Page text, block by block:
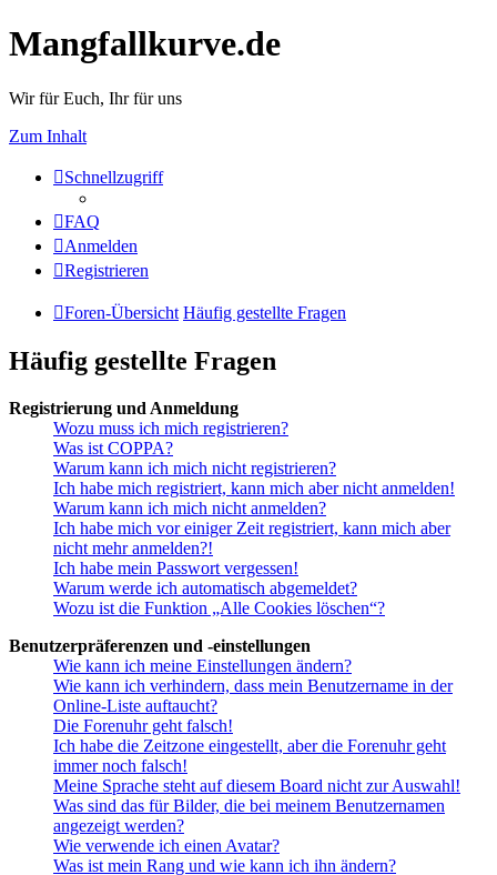
Mangfallkurve.de
Wir für Euch, Ihr für uns
Zum Inhalt
Schnellzugriff
FAQ
Anmelden
Registrieren
Foren-Übersicht Häufig gestellte Fragen
Häufig gestellte Fragen
Registrierung und Anmeldung
Wozu muss ich mich registrieren?
Was ist COPPA?
Warum kann ich mich nicht registrieren?
Ich habe mich registriert, kann mich aber nicht anmelden!
Warum kann ich mich nicht anmelden?
Ich habe mich vor einiger Zeit registriert, kann mich aber
nicht mehr anmelden?!
Ich habe mein Passwort vergessen!
Warum werde ich automatisch abgemeldet?
Wozu ist die Funktion „Alle Cookies löschen“?
Benutzerpräferenzen und -einstellungen
Wie kann ich meine Einstellungen ändern?
Wie kann ich verhindern, dass mein Benutzername in der
Online-Liste auftaucht?
Die Forenuhr geht falsch!
Ich habe die Zeitzone eingestellt, aber die Forenuhr geht
immer noch falsch!
Meine Sprache steht auf diesem Board nicht zur Auswahl!
Was sind das für Bilder, die bei meinem Benutzernamen
angezeigt werden?
Wie verwende ich einen Avatar?
Was ist mein Rang und wie kann ich ihn ändern?